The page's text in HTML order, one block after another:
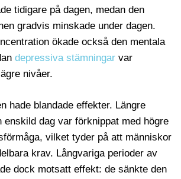
tidigare på dagen, medan den
gradvis minskade under dagen.
ökade också den mentala
depressiva stämningar var
nivåer.
hade blandade effekter. Längre
enskild dag var förknippat med högre
vilket tyder på att människor
krav. Långvariga perioder av
dock motsatt effekt: de sänkte den